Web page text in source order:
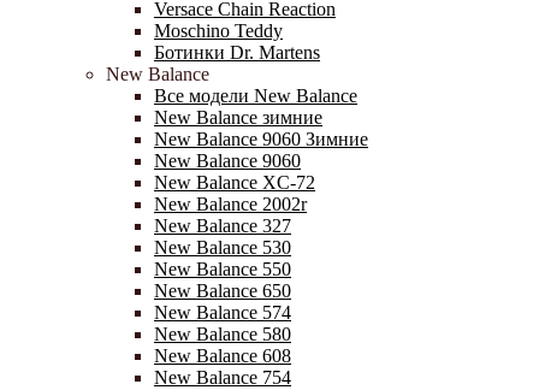
Versace Chain Reaction
Moschino Teddy
Ботинки Dr. Martens
New Balance
Все модели New Balance
New Balance зимние
New Balance 9060 Зимние
New Balance 9060
New Balance XC-72
New Balance 2002r
New Balance 327
New Balance 530
New Balance 550
New Balance 650
New Balance 574
New Balance 580
New Balance 608
New Balance 754